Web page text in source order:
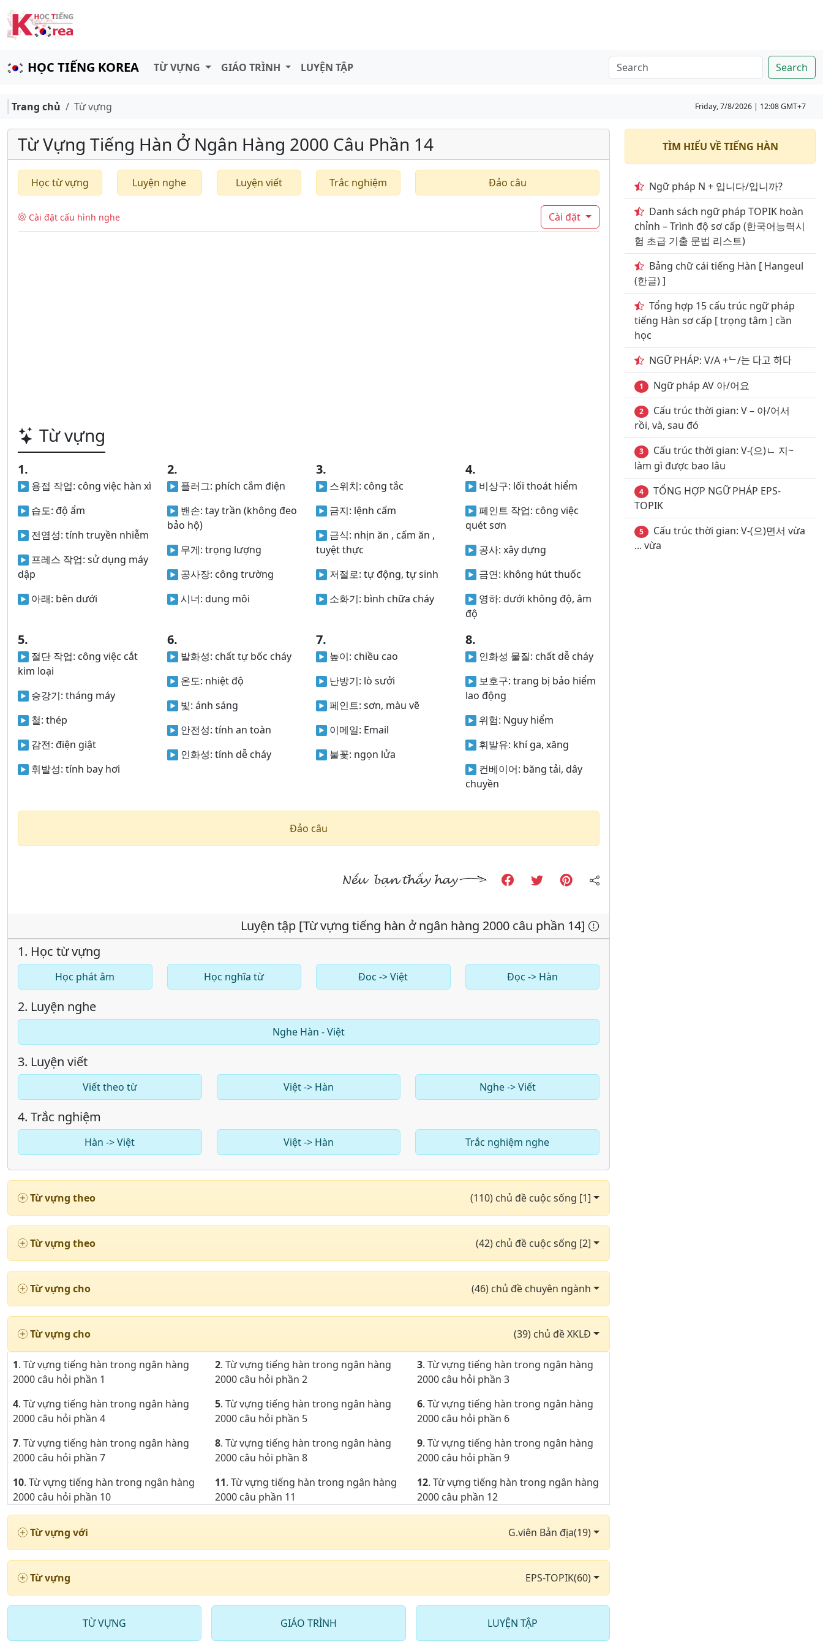
HỌC TIẾNG KOREA TỪ VỰNG GIÁO TRÌNH LUYỆN TẬP Search
Trang chủ Từ vựng Friday, 7/8/2026 | 12:08 GMT+7
Từ Vựng Tiếng Hàn Ở Ngân Hàng 2000 Câu Phần 14
Học từ vựng Luyện nghe Luyện viết Trắc nghiệm Đảo câu
Cài đặt cấu hình nghe Cài đặt
Từ vựng
1.
용접 작업: công việc hàn xì
습도: độ ẩm
전염성: tính truyền nhiễm
프레스 작업: sử dụng máy
dập
아래: bên dưới
2.
플러그: phích cắm điện
밴손: tay trần (không đeo
bảo hộ)
무게: trọng lượng
공사장: công trường
시너: dung môi
3.
스위치: công tắc
금지: lệnh cấm
금식: nhịn ăn , cấm ăn ,
tuyệt thực
저절로: tự động, tự sinh
소화기: bình chữa cháy
4.
비상구: lối thoát hiểm
페인트 작업: công việc
quét sơn
공사: xây dựng
금연: không hút thuốc
영하: dưới không độ, âm
độ
5.
절단 작업: công việc cắt
kim loại
승강기: tháng máy
철: thép
감전: điện giật
휘발성: tính bay hơi
6.
발화성: chất tự bốc cháy
온도: nhiệt độ
빛: ánh sáng
안전성: tính an toàn
인화성: tính dễ cháy
7.
높이: chiều cao
난방기: lò sưởi
페인트: sơn, màu vẽ
이메일: Email
불꽃: ngọn lửa
8.
인화성 물질: chất dễ cháy
보호구: trang bị bảo hiểm
lao động
위험: Nguy hiểm
휘발유: khí ga, xăng
컨베이어: băng tải, dây
chuyền
Đảo câu
Luyện tập [Từ vựng tiếng hàn ở ngân hàng 2000 câu phần 14]
1. Học từ vựng
Học phát âm Học nghĩa từ Đoc -> Việt Đọc -> Hàn
2. Luyện nghe
Nghe Hàn - Việt
3. Luyện viết
Viết theo từ Việt -> Hàn Nghe -> Viết
4. Trắc nghiệm
Hàn -> Việt Việt -> Hàn Trắc nghiệm nghe
Từ vựng theo (110) chủ đề cuộc sống [1]
Từ vựng theo (42) chủ đề cuộc sống [2]
Từ vựng cho (46) chủ đề chuyên ngành
Từ vựng cho (39) chủ đề XKLĐ
1. Từ vựng tiếng hàn trong ngân hàng
2000 câu hỏi phần 1
2. Từ vựng tiếng hàn trong ngân hàng
2000 câu hỏi phần 2
3. Từ vựng tiếng hàn trong ngân hàng
2000 câu hỏi phần 3
4. Từ vựng tiếng hàn trong ngân hàng
2000 câu hỏi phần 4
5. Từ vựng tiếng hàn trong ngân hàng
2000 câu hỏi phần 5
6. Từ vựng tiếng hàn trong ngân hàng
2000 câu hỏi phần 6
7. Từ vựng tiếng hàn trong ngân hàng
2000 câu hỏi phần 7
8. Từ vựng tiếng hàn trong ngân hàng
2000 câu hỏi phần 8
9. Từ vựng tiếng hàn trong ngân hàng
2000 câu hỏi phần 9
10. Từ vựng tiếng hàn trong ngân hàng
2000 câu hỏi phần 10
11. Từ vựng tiếng hàn trong ngân hàng
2000 câu phần 11
12. Từ vựng tiếng hàn trong ngân hàng
2000 câu phần 12
2000 câu phần 13
16. Từ vựng tiếng hàn trong ngân hàng
2000 câu phần 16
17. Từ vựng tiếng hàn trong ngân hàng
18. Từ vựng tiếng hàn ở ngân hàng 2000
19. Từ vựng tiếng hàn ở ngân hàng 2000
20. Từ vựng tiếng hàn trong ngân hàng
2000 câu phần 20
21. Từ vựng tiếng hàn trong ngân hàng
22. Từ vựng tiếng hàn trong ngân hàng 23. Từ vựng tiếng hàn trong ngân hàng 24. Từ vựng tiếng hàn trong ngân hàng
Từ vựng với G.viên Bản địa(19)
Từ vựng EPS-TOPIK(60)
TỪ VỰNG GIÁO TRÌNH LUYỆN TẬP
TÌM HIỂU VỀ TIẾNG HÀN
Ngữ pháp N + 입니다/입니까?
Danh sách ngữ pháp TOPIK hoàn
chỉnh – Trình độ sơ cấp (한국어능력시
험 초급 기출 문법 리스트)
Bảng chữ cái tiếng Hàn [ Hangeul
(한글) ]
Tổng hợp 15 cấu trúc ngữ pháp
tiếng Hàn sơ cấp [ trọng tâm ] cần
học
NGỮ PHÁP: V/A +ᄂ/는 다고 하다
1 Ngữ pháp AV 아/어요
2
Cấu trúc thời gian: V – 아/어서
rồi, và, sau đó
3
Cấu trúc thời gian: V-(으)ㄴ 지~
làm gì được bao lâu
4
TỔNG HỢP NGỮ PHÁP EPS-
TOPIK
5
Cấu trúc thời gian: V-(으)면서 vừa
... vừa